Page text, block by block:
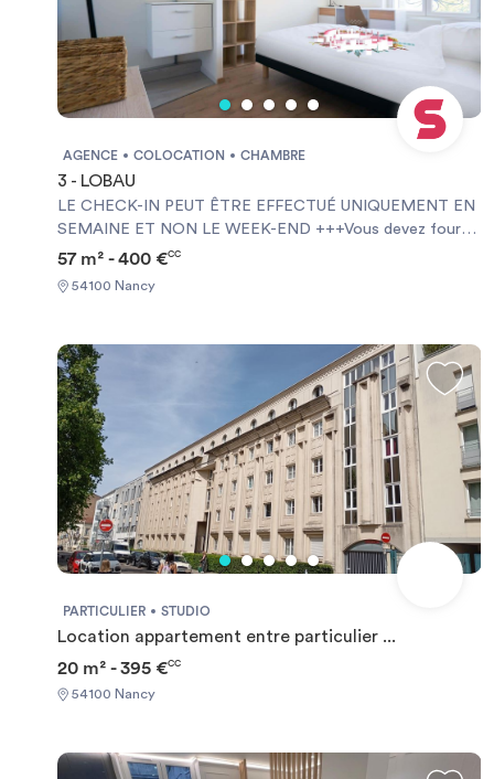
AGENCE COLOCATION CHAMBRE
3 - LOBAU
LE CHECK-IN PEUT ÊTRE EFFECTUÉ UNIQUEMENT EN
SEMAINE ET NON LE WEEK-END +++Vous devez fournir
une Garantie Visale obligatoirement et une assurance
ON WEEKDAYS AND NOT AT WEEKENDS +++You must
57 m² - 400 €CC
54100 Nancy
PARTICULIER STUDIO
Location appartement entre particulier ...
20 m² - 395 €CC
54100 Nancy